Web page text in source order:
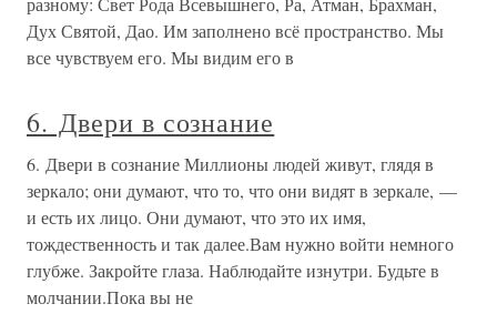
Дух Святой, Дао. Им заполнено всё пространство. Мы
все чувствуем его. Мы видим его в
6. Двери в сознание
6. Двери в сознание Миллионы людей живут, глядя в
зеркало; они думают, что то, что они видят в зеркале, —
и есть их лицо. Они думают, что это их имя,
тождественность и так далее.Вам нужно войти немного
глубже. Закройте глаза. Наблюдайте изнутри. Будьте в
молчании.Пока вы не